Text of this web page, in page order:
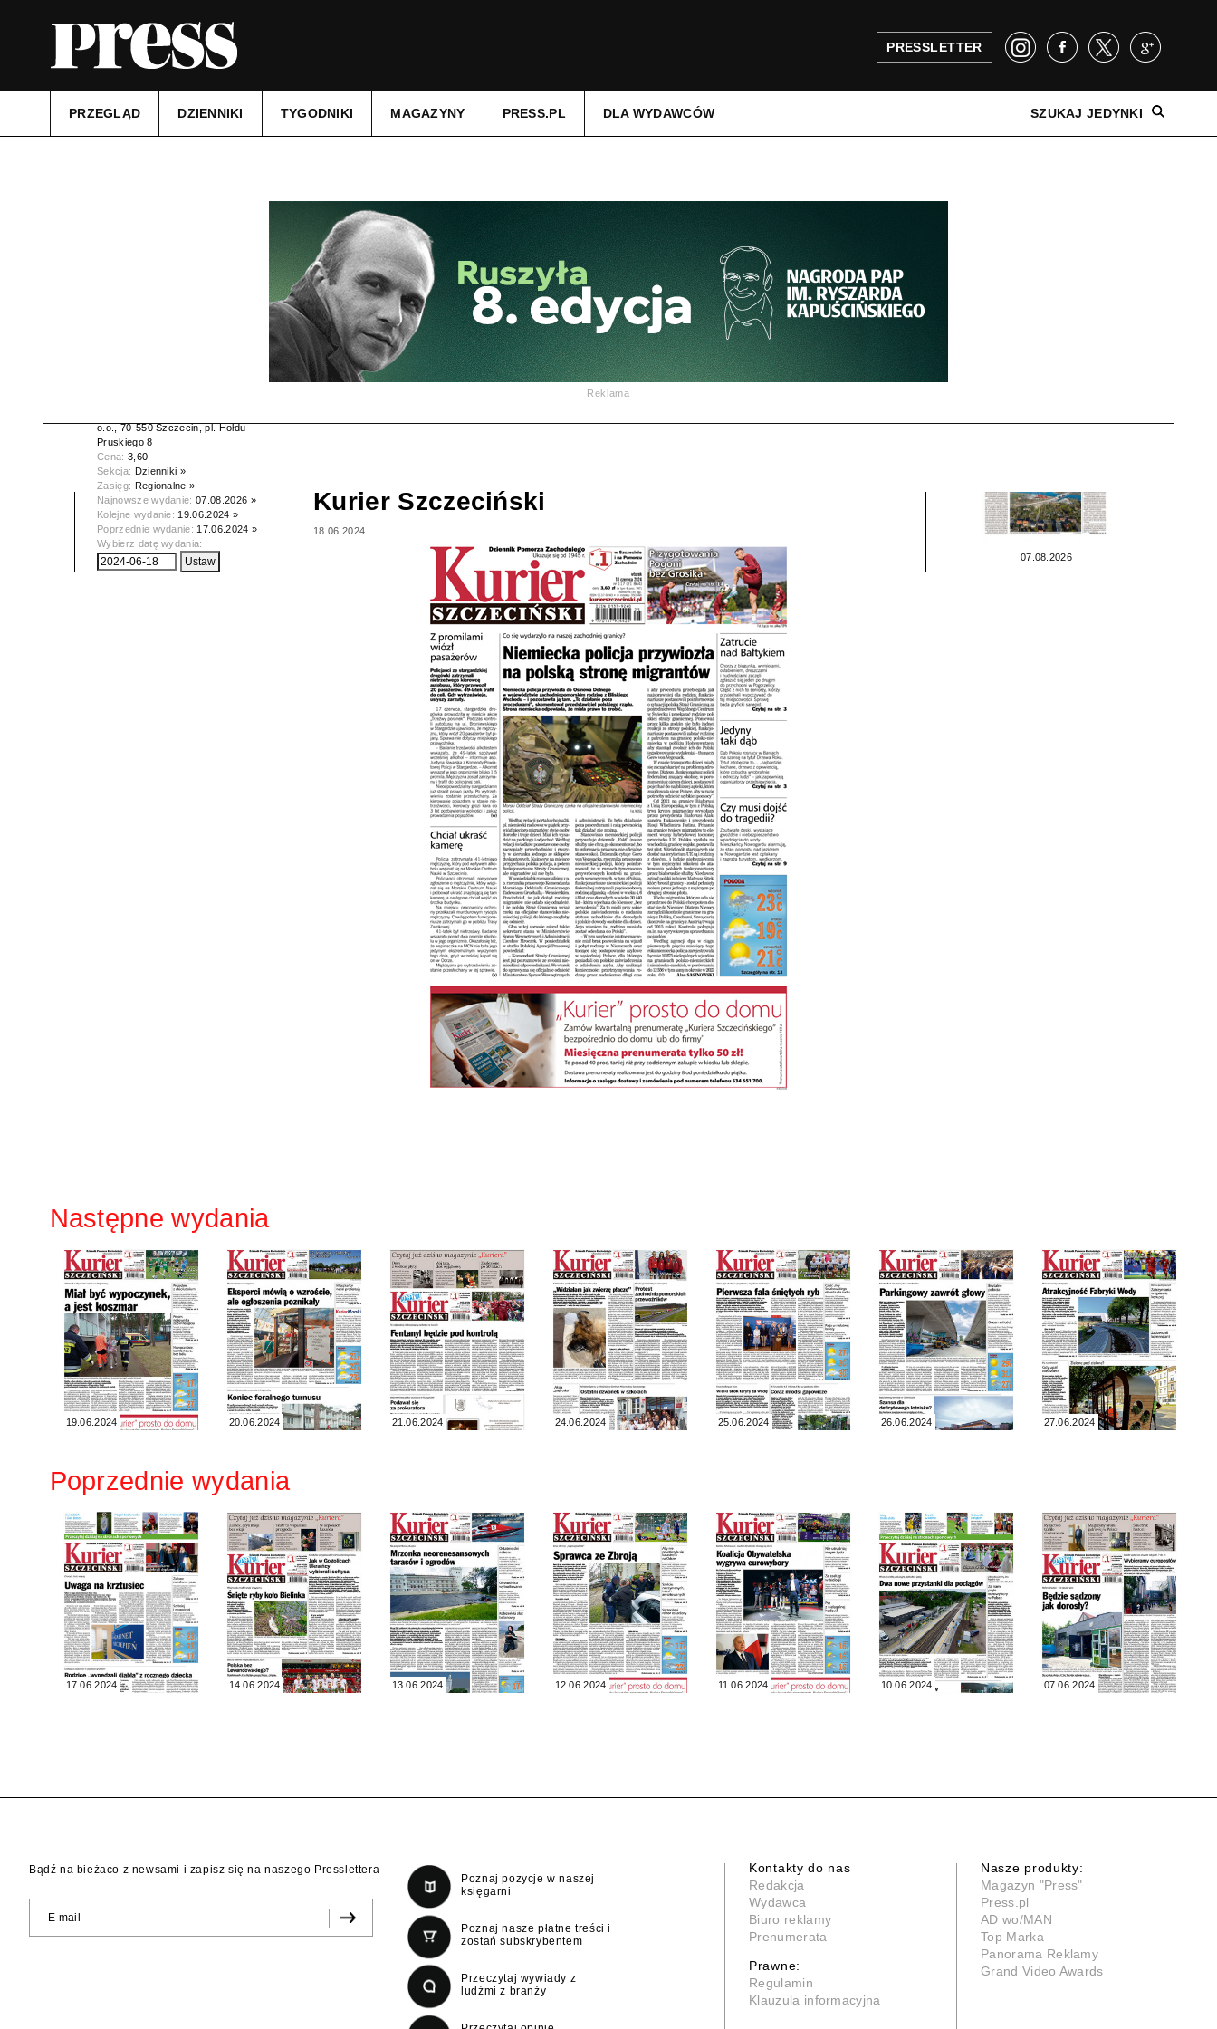
PRESSLETTER
PRZEGLĄD DZIENNIKI TYGODNIKI MAGAZYNY PRESS.PL DLA WYDAWCÓW SZUKAJ JEDYNKI
Reklama
o.o., 70-550 Szczecin, pl. Hołdu
Pruskiego 8
Cena: 3,60
Sekcja: Dzienniki »
Zasięg: Regionalne »
Najnowsze wydanie:07.08.2026 »
Kolejne wydanie: 19.06.2024 »
Poprzednie wydanie: 17.06.2024 »
Wybierz datę wydania:
Kurier Szczeciński
18.06.2024
07.08.2026
Następne wydania
19.06.2024 20.06.2024 21.06.2024 24.06.2024 25.06.2024 26.06.2024 27.06.2024
Poprzednie wydania
17.06.2024 14.06.2024 13.06.2024 12.06.2024 11.06.2024 10.06.2024 07.06.2024
Bądź na bieżaco z newsami i zapisz się na naszego Presslettera
Poznaj pozycje w naszej
księgarni
Poznaj nasze płatne treści i
zostań subskrybentem
Przeczytaj wywiady z
ludźmi z branży
Kontakty do nas
Redakcja
Wydawca
Biuro reklamy
Prenumerata
Prawne:
Regulamin
Klauzula informacyjna
Nasze produkty:
Magazyn "Press"
Press.pl
AD wo/MAN
Top Marka
Panorama Reklamy
Grand Video Awards